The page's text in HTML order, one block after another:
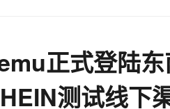
正式登陆
测试线下